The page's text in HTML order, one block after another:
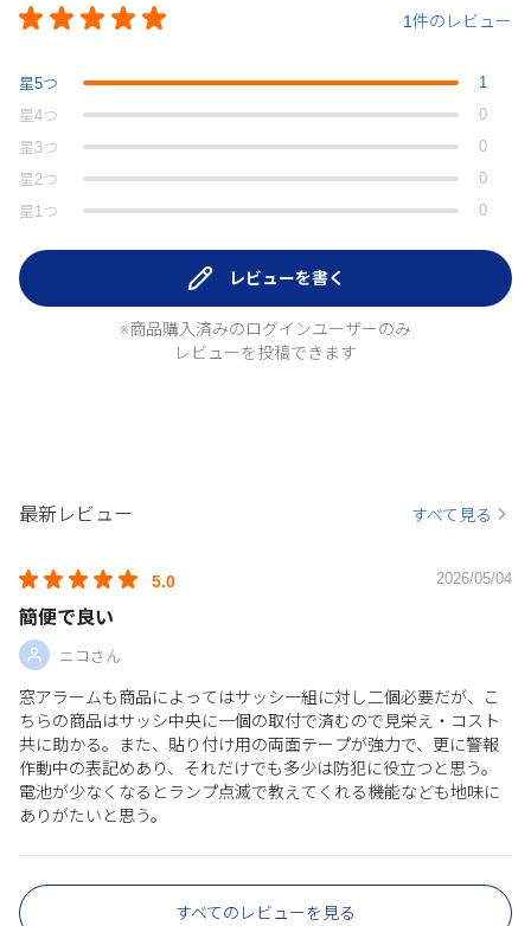
1件のレビュー
星5つ
1
星4つ
0
星 3つ
0
星 2つ
0
星 1つ 0
レビューを書く
※商品購入済みのログインユーザーのみ
レビューを投稿できます
最新レビュー すべて見る
5.0 2026/05/04
簡便で良い
ニコさん
窓アラームも商品によってはサッシ一組に対し二個必要だが、こ
ちらの商品はサッシ中央に一個の取付で済むので見栄え・コスト
共に助かる。また、貼り付け用の両面テープが強力で、更に警報
作動中の表記めあり、それだけでも多少は防犯に役立つと思う。
電池が少なくなるとランプ点滅で教えてくれる機能なども地味に
ありがたいと思う。
すべてのレビューを見る